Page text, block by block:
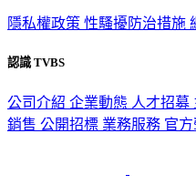
隱私權政策 性騷擾防治措施
認識 TVBS
公司介紹 企業動態 人才招募
銷售 公開招標 業務服務 官方